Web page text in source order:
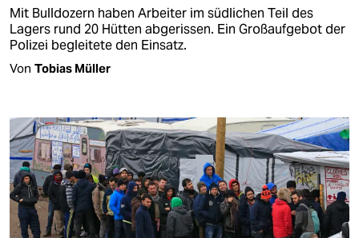
Mit Bulldozern haben Arbeiter im südlichen Teil des
Lagers rund 20 Hütten abgerissen. Ein Großaufgebot der
Polizei begleitete den Einsatz.
Von Tobias Müller